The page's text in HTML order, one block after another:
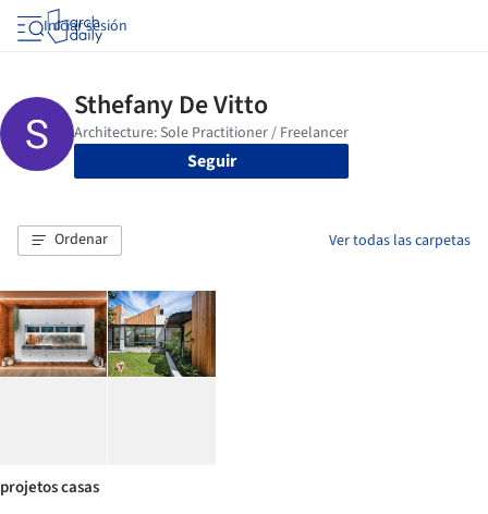
Iniciar sesión
Seguir
Ordenar Ver todas las carpetas
projetos casas